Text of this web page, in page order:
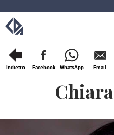
Indietro Facebook WhatsApp Email
Chiara